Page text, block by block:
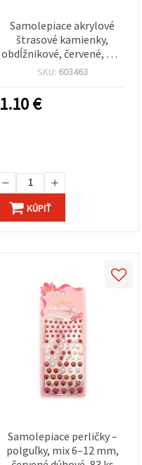
Samolepiace akrylové
štrasové kamienky,
obdĺžnikové, červené, mix
veľkostí od 4x6 mm do
SKU: 603463
1.10€
KÚPIŤ
Samolepiace perličky –
polguľky, mix 6–12 mm,